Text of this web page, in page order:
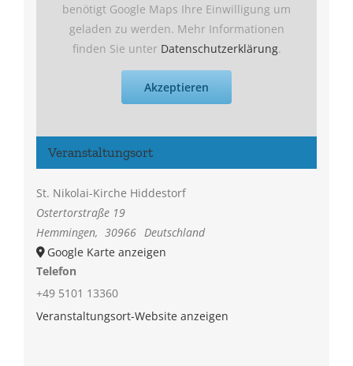
Veranstaltungsort
St. Nikolai-Kirche Hiddestorf
Ostertorstraße 19
Hemmingen, 30966 Deutschland
Google Karte anzeigen
Telefon
+49 5101 13360
Veranstaltungsort-Website anzeigen
benötigt Google Maps Ihre Einwilligung um
geladen zu werden. Mehr Informationen
finden Sie unter Datenschutzerklärung.
Akzeptieren